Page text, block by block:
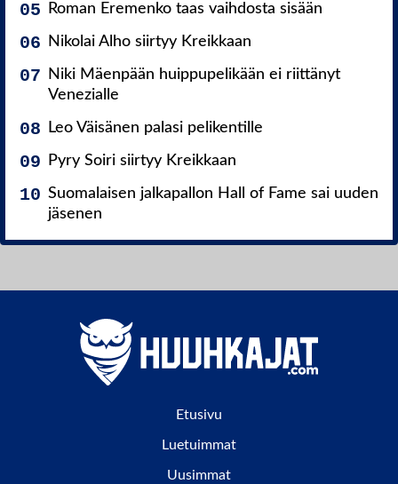
Roman Eremenko taas vaihdosta sisään
Nikolai Alho siirtyy Kreikkaan
Niki Mäenpään huippupelikään ei riittänyt
Venezialle
Leo Väisänen palasi pelikentille
Pyry Soiri siirtyy Kreikkaan
Suomalaisen jalkapallon Hall of Fame sai uuden
jäsenen
Etusivu
Luetuimmat
Uusimmat